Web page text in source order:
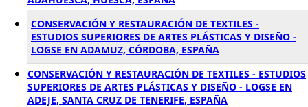
CONSERVACIÓN Y RESTAURACIÓN DE TEXTILES -
ESTUDIOS SUPERIORES DE ARTES PLÁSTICAS Y DISEÑO -
LOGSE EN ADAMUZ, CÓRDOBA, ESPAÑA
CONSERVACIÓN Y RESTAURACIÓN DE TEXTILES - ESTUDIOS
SUPERIORES DE ARTES PLÁSTICAS Y DISEÑO - LOGSE EN
ADEJE, SANTA CRUZ DE TENERIFE, ESPAÑA